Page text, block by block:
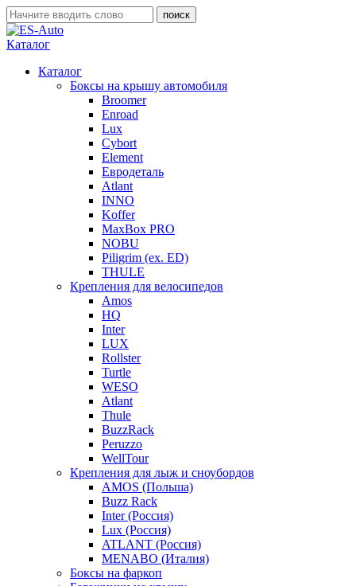
Каталог
Каталог
Боксы на крышу автомобиля
Broomer
Enroad
Lux
Cybort
Element
Евродеталь
Atlant
INNO
Koffer
MaxBox PRO
NOBU
Piligrim (ex. ED)
THULE
Крепления для велосипедов
Amos
HQ
Inter
LUX
Rollster
Turtle
WESO
Atlant
Thule
BuzzRack
Peruzzo
WellTour
Крепления для лыж и сноубордов
AMOS (Польша)
Buzz Rack
Inter (Россия)
Lux (Россия)
ATLANT (Россия)
MENABO (Италия)
Боксы на фаркоп